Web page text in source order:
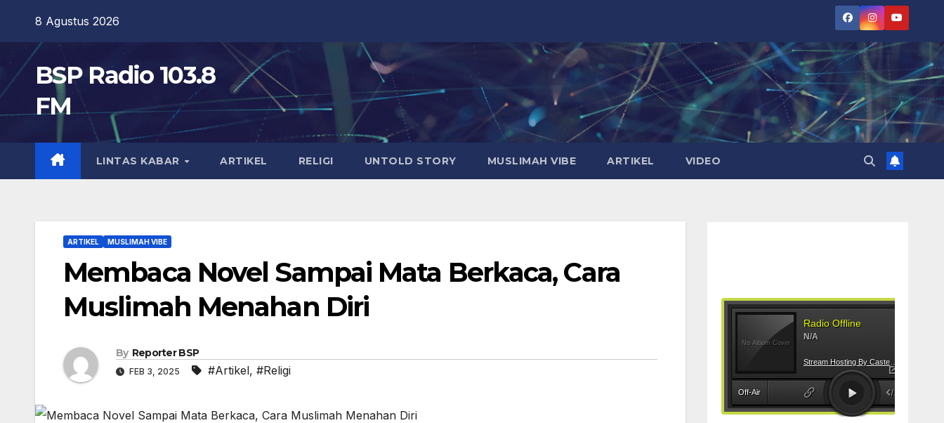
content
8 Agustus 2026
BSP Radio 103.8
FM
LINTAS KABAR ARTIKEL RELIGI UNTOLD STORY MUSLIMAH VIBE ARTIKEL VIDEO
ARTIKEL MUSLIMAH VIBE
Membaca Novel Sampai Mata Berkaca, Cara
Muslimah Menahan Diri
By Reporter BSP
FEB 3, 2025 #Artikel, #Religi